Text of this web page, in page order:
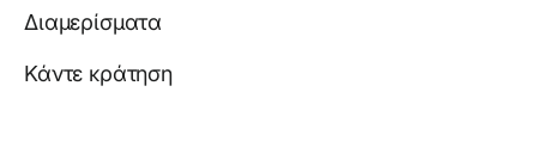
Διαμερίσματα
Κάντε κράτηση